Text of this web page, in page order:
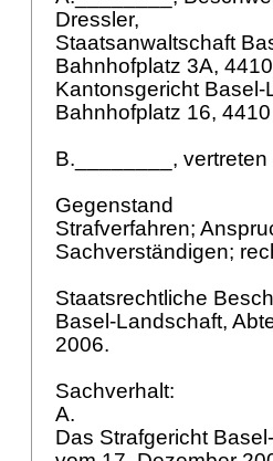
Dressler,
Staatsanwaltschaft
Bahnhofplatz 3A,
Kantonsgericht
Bahnhofplatz 16,
B.________,
Gegenstand
Strafverfahren;
Sachverständigen;
Staatsrechtliche
Basel-Landschaft,
2006.
Sachverhalt:
A.
Das Strafgericht